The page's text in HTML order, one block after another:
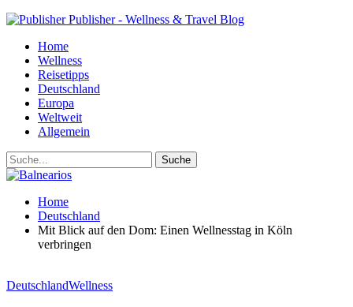
Publisher - Wellness & Travel Blog
Home
Wellness
Reisetipps
Deutschland
Europa
Weltweit
Allgemein
Home
Deutschland
Mit Blick auf den Dom: Einen Wellnesstag in Köln
verbringen
DeutschlandWellness